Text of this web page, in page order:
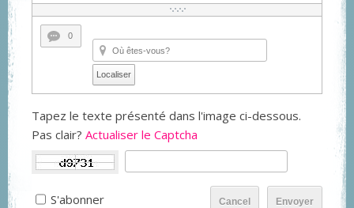
0
Localiser
Tapez le texte présenté dans l'image ci-dessous.
Pas clair? Actualiser le Captcha
Envoyer
Cancel
S'abonner